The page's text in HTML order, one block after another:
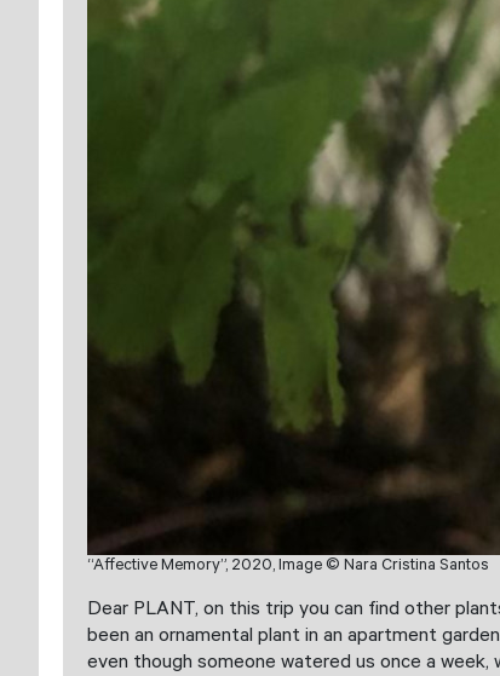
“Affective Memory”, 2020, Image © Nara Cristina Santos
Dear PLANT, on this trip you can find other
been an ornamental plant in an apartment
even though someone watered us once a week,